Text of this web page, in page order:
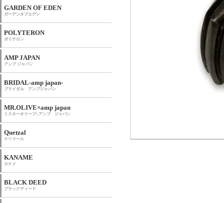
GARDEN OF EDEN
ガーデンオブエデン
POLYTERON
ポリテロン
AMP JAPAN
アンプ ジャパン
BRIDAL-amp japan-
ブライダル アンプジャパン
MR.OLIVE×amp japan
ミスターオリーブ×アンプ ジャパン
Quetzal
ケツァール
KANAME
カナメ
BLACK DEED
ブラックディード